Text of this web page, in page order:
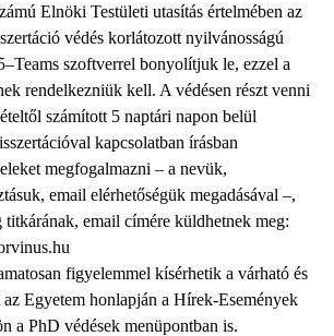
Elnöki Testületi utasítás értelmében az
védés korlátozott nyilvánosságú
szoftverrel bonyolítjuk le, ezzel a
rendelkezniük kell. A védésen részt venni
számított 5 naptári napon belül
kapcsolatban írásban
megfogalmazni – a nevük,
email elérhetőségük megadásával –,
titkárának, email címére küldhetnek meg:
figyelemmel kísérhetik a várható és
az Egyetem honlapján a Hírek-Események
a PhD védések menüpontban is.